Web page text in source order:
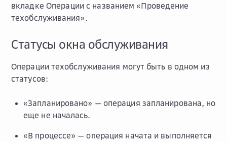
вкладке Операции с названием «Проведение
техобслуживания».
Статусы окна обслуживания
Операции техобслуживания могут быть в одном из
статусов:
«Запланировано» — операция запланирована, но
еще не началась.
«В процессе» — операция начата и выполняется